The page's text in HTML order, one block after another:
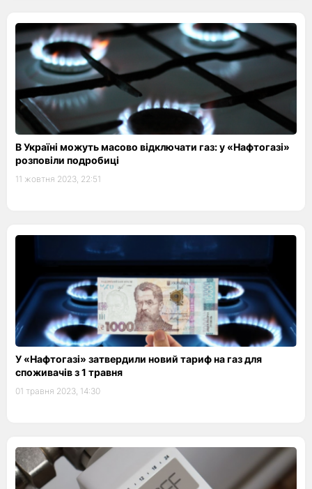
В Україні можуть масово відключати газ: у «Нафтогазі»
розповіли подробиці
11 жовтня 2023, 22:51
У «Нафтогазі» затвердили новий тариф на газ для
споживачів з 1 травня
01 травня 2023, 14:30